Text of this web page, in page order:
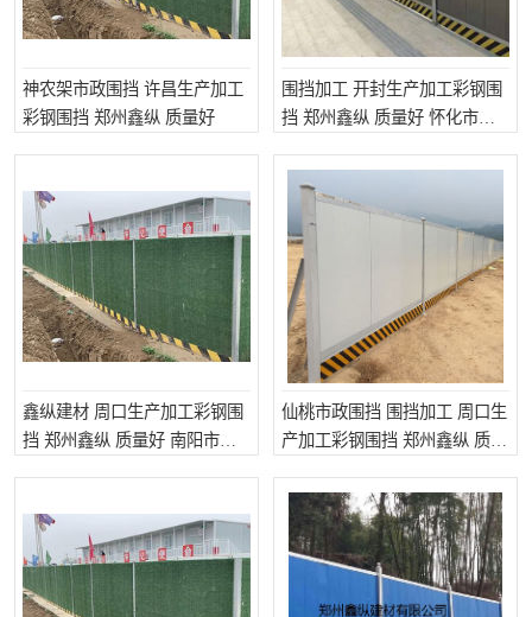
神农架市政围挡 许昌生产加工
彩钢围挡 郑州鑫纵 质量好
围挡加工 开封生产加工彩钢围
挡 郑州鑫纵 质量好 怀化市政
鑫纵建材 周口生产加工彩钢围
挡 郑州鑫纵 质量好 南阳市政
仙桃市政围挡 围挡加工 周口生
产加工彩钢围挡 郑州鑫纵 质量